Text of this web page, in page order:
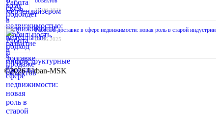
20.06.2025
Работа в доставке в сфере недвижимости: новая роль в старой индустрии
03.06.2025
©2026 Urban-MSK